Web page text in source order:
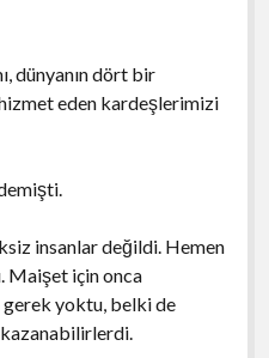
dünyanın dört bir
hizmet eden kardeşlerimizi
insanlar değildi. Hemen
Maişet için onca
gerek yoktu, belki de
kazanabilirlerdi.